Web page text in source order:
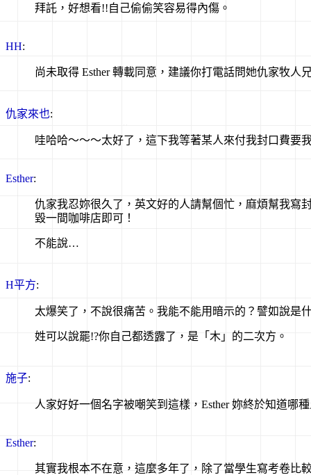
拜託，好想看!!自己偷偷笑容易得內傷。
HH:
尚未取得 Esther 轉載同意，建議你打電話問她仇家牧人
仇家來也:
哇哈哈～～～太好了，這下我等著某人來付我封口費要
Esther:
仇家我忍妳很久了，英文好的人請幫個忙，麻煩幫我寫
毀一間咖啡店即可！
不能說…
H平方:
太爆笑了，不說很痛苦。我能不能用暗示的？譬如說是
姓可以說罷!?你自己都透露了，是「木」的二次方。
施子:
人家好好一個名字被嘲笑到這樣，Esther 妳終於知道哪
Esther:
其實我根本不在意，這麼多年了，除了當學生寫考卷比